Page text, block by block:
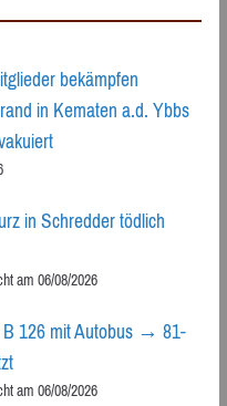
bekämpfen
in Kematen a.d. Ybbs
in Schredder tödlich
am 06/08/2026
126 mit Autobus → 81-
am 06/08/2026